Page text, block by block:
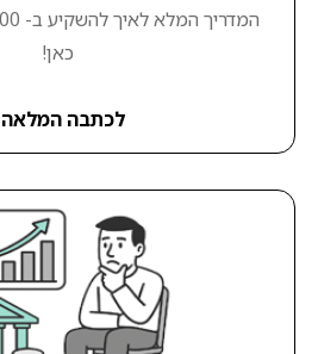
כאן!
לכתבה המלאה